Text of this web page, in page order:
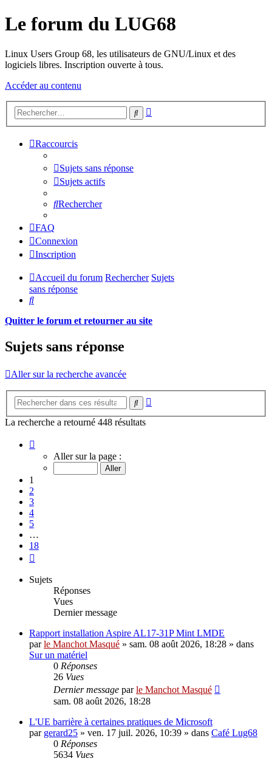
Le forum du LUG68
Linux Users Group 68, les utilisateurs de GNU/Linux et des
logiciels libres. Inscription ouverte à tous.
Accéder au contenu
Rechercher
Raccourcis
Sujets sans réponse
Sujets actifs
Rechercher
FAQ
Connexion
Inscription
Accueil du forum Rechercher Sujets
sans réponse
Rechercher
Quitter le forum et retourner au site
Sujets sans réponse
Aller sur la recherche avancée
Rechercher
La recherche a retourné 448 résultats
sur
Aller sur la page :
1
2
3
4
5
…
18
Sujets
Réponses
Vues
Dernier message
Rapport installation Aspire AL17-31P Mint LMDE
parle Manchot Masqué » sam. 08 août 2026, 18:28 » dans
Sur un matériel
0 Réponses
26 Vues
Dernier message parle Manchot Masqué
sam. 08 août 2026, 18:28
L'UE barrière à certaines pratiques de Microsoft
par gerard25 » ven. 17 juil. 2026, 10:39 » dans Café Lug68
0 Réponses
5634 Vues